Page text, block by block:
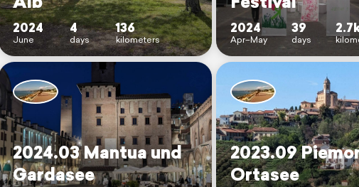
2024
June
4
days
136
kilometers
2024
Apr–May
39
days
2024.03 Mantua und
Gardasee
2023.09
Ortasee